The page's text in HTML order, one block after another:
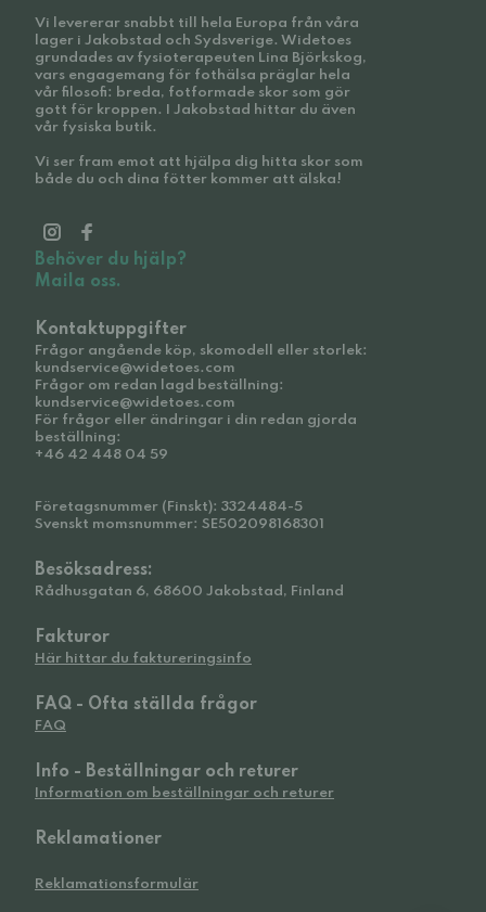
Vi levererar snabbt till hela Europa från våra
lager i Jakobstad och Sydsverige. Widetoes
grundades av fysioterapeuten Lina Björkskog,
vars engagemang för fothälsa präglar hela
vår filosofi: breda, fotformade skor som gör
gott för kroppen. I Jakobstad hittar du även
vår fysiska butik.
Vi ser fram emot att hjälpa dig hitta skor som
både du och dina fötter kommer att älska!
Behöver du hjälp?
Maila oss.
Kontaktuppgifter
Frågor angående köp, skomodell eller storlek:
kundservice@widetoes.com
Frågor om redan lagd beställning:
kundservice@widetoes.com
För frågor eller ändringar i din redan gjorda
beställning:
+46 42 448 04 59
Företagsnummer (Finskt): 3324484-5
Svenskt momsnummer: SE502098168301
Besöksadress:
Rådhusgatan 6, 68600 Jakobstad, Finland
Fakturor
Här hittar du faktureringsinfo
FAQ - Ofta ställda frågor
FAQ
Info - Beställningar och returer
Information om beställningar och returer
Reklamationer
Reklamationsformulär